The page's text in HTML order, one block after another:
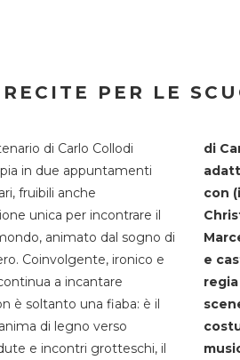
PER LE
di Carlo Collodi
in due appuntamenti
fruibili anche
unica per incontrare il
animato dal sogno di
Coinvolgente, ironico e
a incantare
è soltanto una fiaba: è il
di legno verso
e incontri grotteschi, il
di
con
e